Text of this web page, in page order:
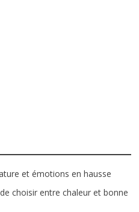
et émotions en hausse
choisir entre chaleur et bonne